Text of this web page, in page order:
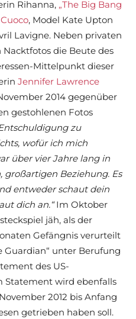
Rihanna, „The Big Bang
, Model Kate Upton
Lavigne. Neben privaten
die Beute des
Mittelpunkt dieser
Jennifer Lawrence
2014 gegenüber
gestohlenen Fotos
zu
wofür ich mich
über vier Jahre lang in
großartigen Beziehung. Es
entweder schaut dein
dich an.“Im Oktober
jäh, als der
Gefängnis verurteilt
Guardian“ unter Berufung
des US-
Statement wird ebenfalls
2012 bis Anfang
getrieben haben soll.